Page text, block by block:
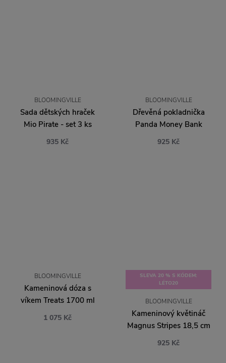
BLOOMINGVILLE
Sada dětských hraček
Mio Pirate - set 3 ks
935 Kč
BLOOMINGVILLE
Dřevěná pokladnička
Panda Money Bank
925 Kč
BLOOMINGVILLE
Kameninová dóza s
víkem Treats 1700 ml
1 075 Kč
SLEVA 20 % S KÓDEM:
LÉTO20
BLOOMINGVILLE
Kameninový květináč
Magnus Stripes 18,5 cm
925 Kč